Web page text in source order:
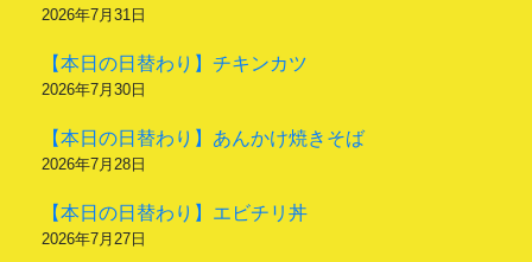
2026年7月31日
【本日の日替わり】チキンカツ
2026年7月30日
【本日の日替わり】あんかけ焼きそば
2026年7月28日
【本日の日替わり】エビチリ丼
2026年7月27日